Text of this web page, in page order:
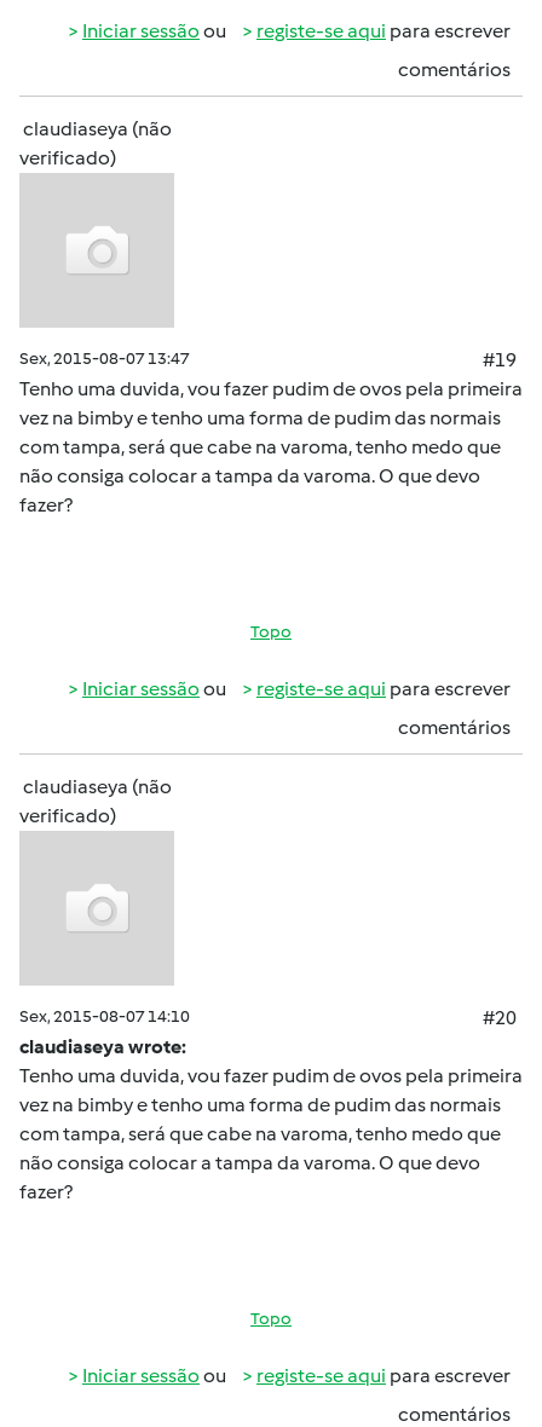
Iniciar sessão ou registe-se aqui para escrever
comentários
claudiaseya (não
verificado)
Sex, 2015-08-07 13:47
#19
Tenho uma duvida, vou fazer pudim de ovos pela primeira
vez na bimby e tenho uma forma de pudim das normais
com tampa, será que cabe na varoma, tenho medo que
não consiga colocar a tampa da varoma. O que devo
fazer?
Topo
Iniciar sessão ou registe-se aqui para escrever
comentários
claudiaseya (não
verificado)
Sex, 2015-08-07 14:10
#20
claudiaseya wrote:
Tenho uma duvida, vou fazer pudim de ovos pela primeira
vez na bimby e tenho uma forma de pudim das normais
com tampa, será que cabe na varoma, tenho medo que
não consiga colocar a tampa da varoma. O que devo
fazer?
Topo
Iniciar sessão ou registe-se aqui para escrever
comentários